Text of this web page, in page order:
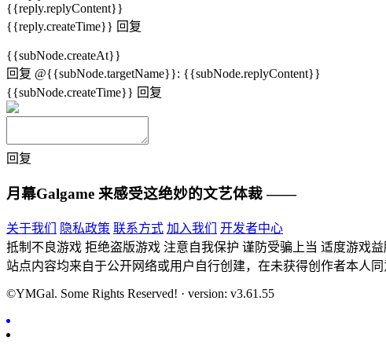
{{reply.replyContent}}
{{reply.createTime}} 回复
{{subNode.createAt}}
回复 @{{subNode.targetName}}: {{subNode.replyContent}}
{{subNode.createTime}} 回复
回复
月幕Galgame 来感受这绝妙的文艺体裁 ——
关于我们 隐私政策 联系方式 加入我们
开发者中心
抵制不良游戏 拒绝盗版游戏 注意自我保护 谨防受骗上当 适度游戏
站点内容均来自于公开网络或用户自行创建，在未获得创作者本人同
©YMGal. Some Rights Reserved! · version: v3.61.55